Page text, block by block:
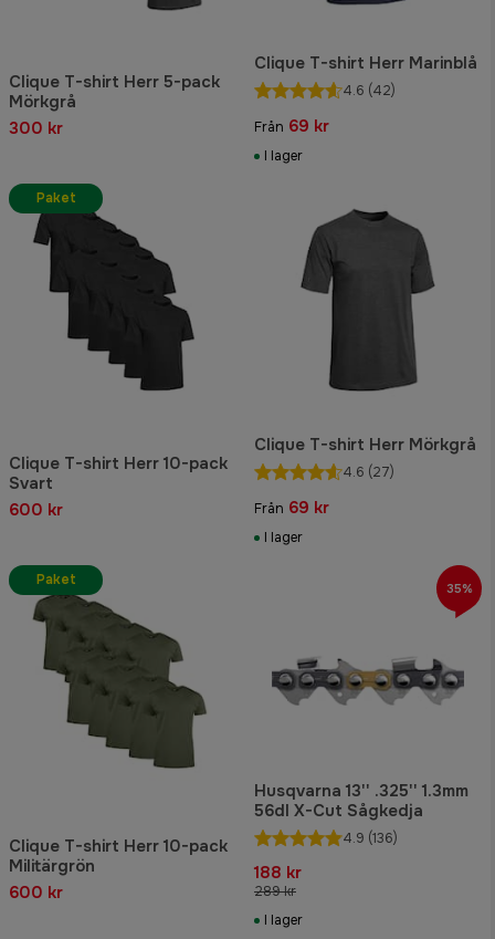
Clique T-shirt Herr 5-pack
Mörkgrå
300 kr
Clique T-shirt Herr Marinblå
4.6 (42)
Från 69 kr
I lager
Clique T-shirt Herr 10-pack
Svart
600 kr
Paket
Clique T-shirt Herr Mörkgrå
4.6 (27)
Från 69 kr
I lager
Clique T-shirt Herr 10-pack
Militärgrön
600 kr
Paket
Husqvarna 13'' .325'' 1.3mm
56dl X-Cut Sågkedja
4.9 (136)
188 kr
289 kr
I lager
35%